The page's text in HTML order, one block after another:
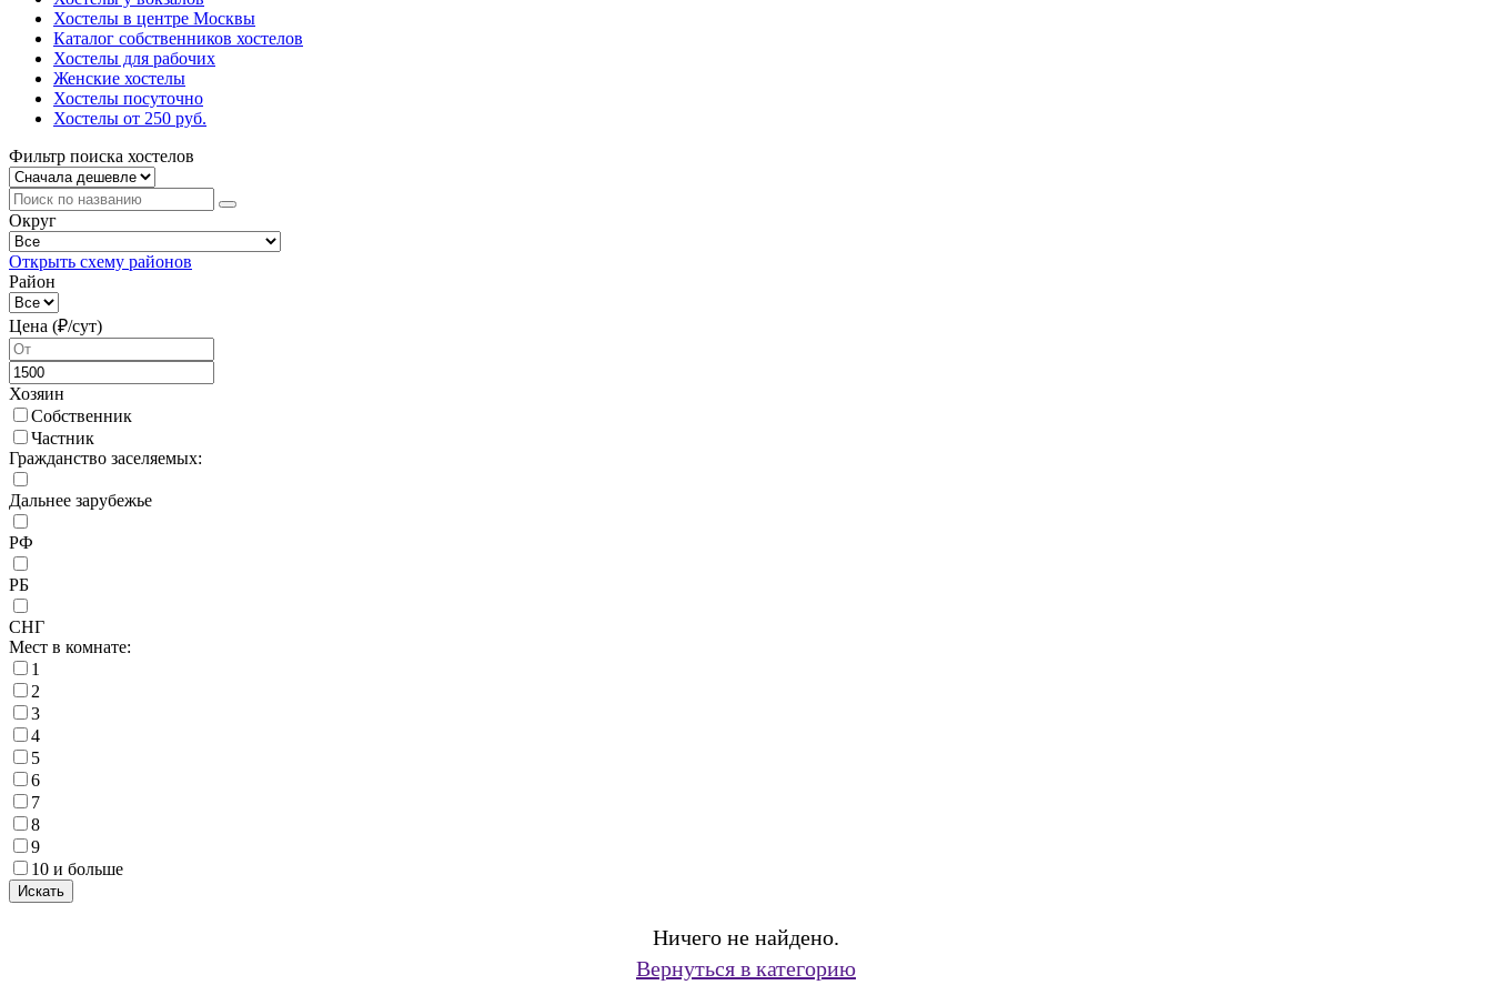
Хостелы в центре Москвы
Каталог собственников хостелов
Хостелы для рабочих
Женские хостелы
Хостелы посуточно
Хостелы от 250 руб.
Фильтр поиска хостелов
Округ
Открыть схему районов
Район
Цена (₽/cут)
Хозяин
Собственник
Частник
Гражданство заселяемых:
Дальнее зарубежье
РФ
РБ
СНГ
Мест в комнате:
1
2
3
4
5
6
7
8
9
10 и больше
Ничего не найдено.
Вернуться в категорию